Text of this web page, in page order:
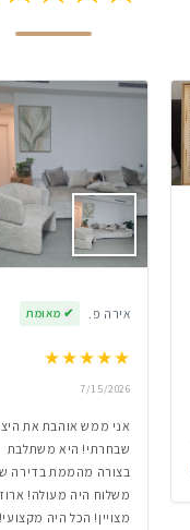
אירה פ. ✔ מאומת
★★★★★
7/15/2026
אני ממש אוהבת את
שבחרתי! היא משתלבת
בצורה מהממת בדירה
משלוח היה מעולה! ארוז
מצויין! הכל היה מקצועי!